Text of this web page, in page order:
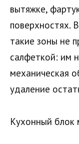
вытяжке,
поверхностях.
такие зоны не
салфеткой: им
механическая
удаление
Кухонный блок